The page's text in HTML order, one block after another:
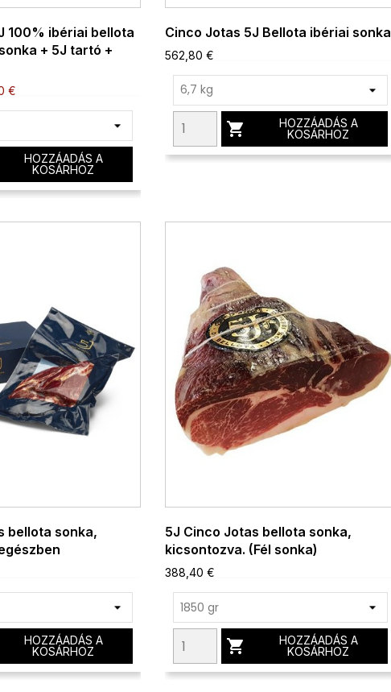
100% ibériai bellota
+ 5J tartó +
€
HOZZÁADÁS A
KOSÁRHOZ
Cinco Jotas 5J Bellota ibériai sonka
562,80 €

HOZZÁADÁS A
KOSÁRHOZ
bellota sonka,
HOZZÁADÁS A
KOSÁRHOZ
5J Cinco Jotas bellota sonka,
kicsontozva. (Fél sonka)
388,40 €

HOZZÁADÁS A
KOSÁRHOZ